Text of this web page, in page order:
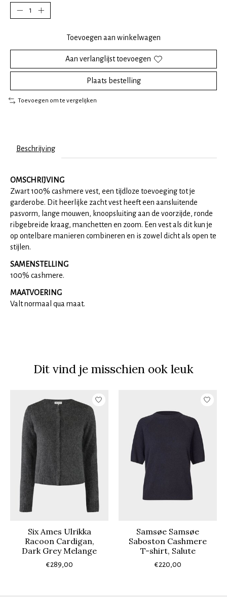
Toevoegen aan winkelwagen
Aan verlanglijst toevoegen
Plaats bestelling
Toevoegen om te vergelijken
Beschrijving
OMSCHRIJVING
Zwart 100% cashmere vest, een tijdloze toevoeging tot je
garderobe. Dit heerlijke zacht vest heeft een aansluitende
pasvorm, lange mouwen, knoopsluiting aan de voorzijde, ronde
ribgebreide kraag, manchetten en zoom. Een vest als dit kun je
op ontelbare manieren combineren en is zowel dicht als open te
stijlen.
SAMENSTELLING
100% cashmere.
MAATVOERING
Valt normaal qua maat.
Dit vind je misschien ook leuk
Six Ames Ulrikka
Racoon Cardigan,
Dark Grey Melange
€289,00
Samsøe Samsøe
Saboston Cashmere
T-shirt, Salute
€220,00